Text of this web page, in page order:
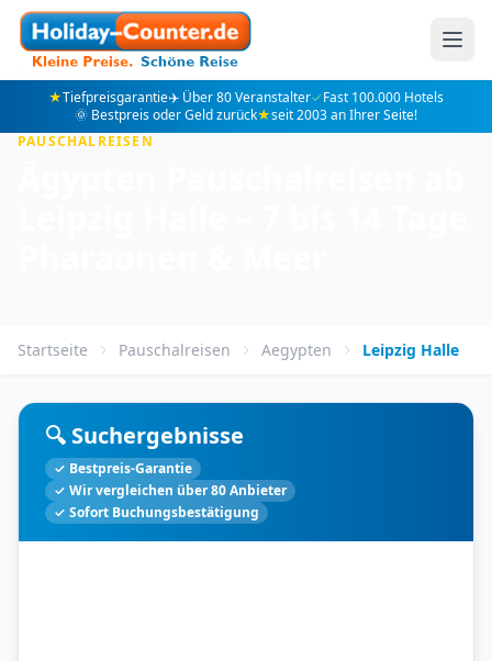
★Tiefpreisgarantie✈️ Über 80 Veranstalter✓Fast 100.000 Hotels
🌞 Bestpreis oder Geld zurück★seit 2003 an Ihrer Seite!
PAUSCHALREISEN
Startseite Pauschalreisen Aegypten Leipzig Halle
🔍 Suchergebnisse
✓ Bestpreis-Garantie
✓ Wir vergleichen über 80 Anbieter
✓ Sofort Buchungsbestätigung